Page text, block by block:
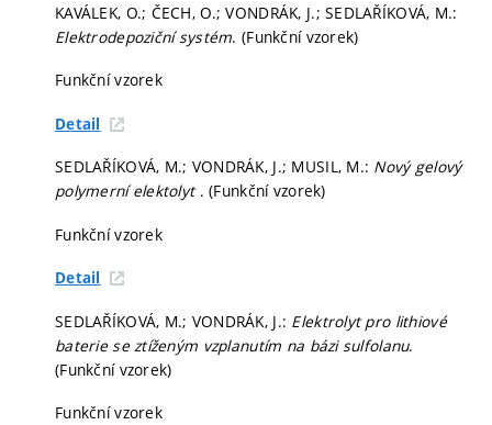
KAVÁLEK, O.; ČECH, O.; VONDRÁK, J.; SEDLAŘÍKOVÁ, M.:
Elektrodepoziční systém. (Funkční vzorek)
Funkční vzorek
Detail
SEDLAŘÍKOVÁ, M.; VONDRÁK, J.; MUSIL, M.: Nový gelový
polymerní elektolyt . (Funkční vzorek)
Funkční vzorek
Detail
SEDLAŘÍKOVÁ, M.; VONDRÁK, J.: Elektrolyt pro lithiové
baterie se ztíženým vzplanutím na bázi sulfolanu.
(Funkční vzorek)
Funkční vzorek